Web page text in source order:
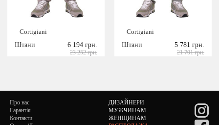
Cortigiani
Штани
6 194 грн.
23 252 грн.
Cortigiani
Штани
5 781 грн.
21 701 грн.
Про нас
Гарантія
Контакти
ДИЗАЙНЕРИ
МУЖЧИНАМ
ЖЕНЩИНАМ